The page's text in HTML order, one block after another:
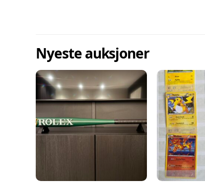
Nyeste auksjoner